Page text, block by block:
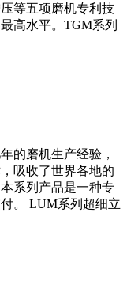
等五项磨机专利技
高水平。TGM系列
的磨机生产经验，
吸收了世界各地的
系列产品是一种专
。 LUM系列超细立